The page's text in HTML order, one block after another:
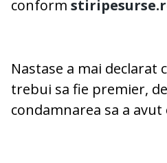
conform
Nastase a mai declarat
trebui sa fie premier,
condamnarea sa a